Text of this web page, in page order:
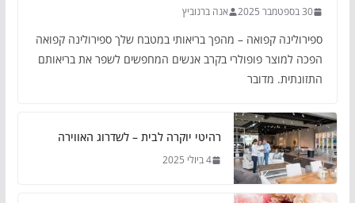
30 בספטמבר 2025 אנה ברנוביץ
ספירולינה קפואה – מהפך בריאותי במטבח שלך ספירולינה קפואה
הפכה למוצר פופולרי בקרב אנשים המחפשים לשפר את בריאותם
התזונתית. מדובר
רהיטי יוקרה לבית – לשדרוג האווירה
4 ביולי 2025